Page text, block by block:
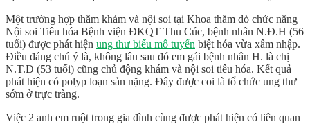
Một trường hợp thăm khám và nội soi tại Khoa thăm dò chức năng
Nội soi Tiêu hóa Bệnh viện ĐKQT Thu Cúc, bệnh nhân N.Đ.H (56
tuổi) được phát hiện ung thư biểu mô tuyến biệt hóa vừa xâm nhập.
Điều đáng chú ý là, không lâu sau đó em gái bệnh nhân H. là chị
N.T.Đ (53 tuổi) cũng chủ động khám và nội soi tiêu hóa. Kết quả
phát hiện có polyp loạn sản nặng. Đây được coi là tổ chức ung thư
sớm ở trực tràng.
Việc 2 anh em ruột trong gia đình cùng được phát hiện có liên quan